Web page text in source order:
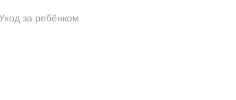
за ребёнком